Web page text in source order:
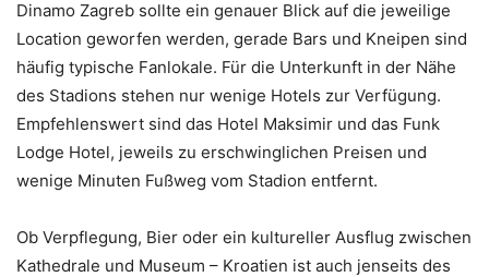
Dinamo Zagreb sollte ein genauer Blick auf die jeweilige
Location geworfen werden, gerade Bars und Kneipen sind
häufig typische Fanlokale. Für die Unterkunft in der Nähe
des Stadions stehen nur wenige Hotels zur Verfügung.
Empfehlenswert sind das Hotel Maksimir und das Funk
Lodge Hotel, jeweils zu erschwinglichen Preisen und
wenige Minuten Fußweg vom Stadion entfernt.
Ob Verpflegung, Bier oder ein kultureller Ausflug zwischen
Kathedrale und Museum – Kroatien ist auch jenseits des